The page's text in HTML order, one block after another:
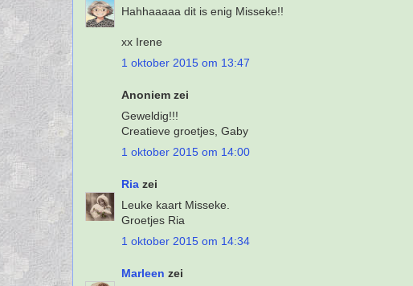
Hahhaaaaa dit is enig Misseke!!
xx Irene
1 oktober 2015 om 13:47
Anoniem zei
Geweldig!!!
Creatieve groetjes, Gaby
1 oktober 2015 om 14:00
Ria zei
Leuke kaart Misseke.
Groetjes Ria
1 oktober 2015 om 14:34
Marleen zei